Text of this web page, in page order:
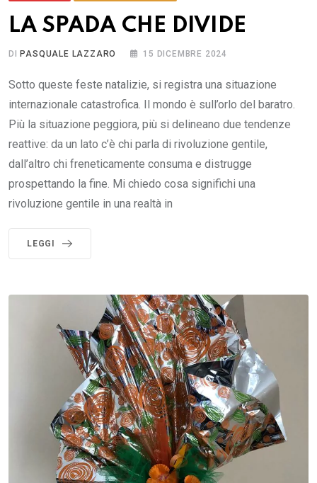
LA SPADA CHE DIVIDE
DI PASQUALE LAZZARO 15 DICEMBRE 2024
Sotto queste feste natalizie, si registra una situazione
internazionale catastrofica. Il mondo è sull’orlo del baratro.
Più la situazione peggiora, più si delineano due tendenze
reattive: da un lato c’è chi parla di rivoluzione gentile,
dall’altro chi freneticamente consuma e distrugge
prospettando la fine. Mi chiedo cosa significhi una
rivoluzione gentile in una realtà in
LEGGI